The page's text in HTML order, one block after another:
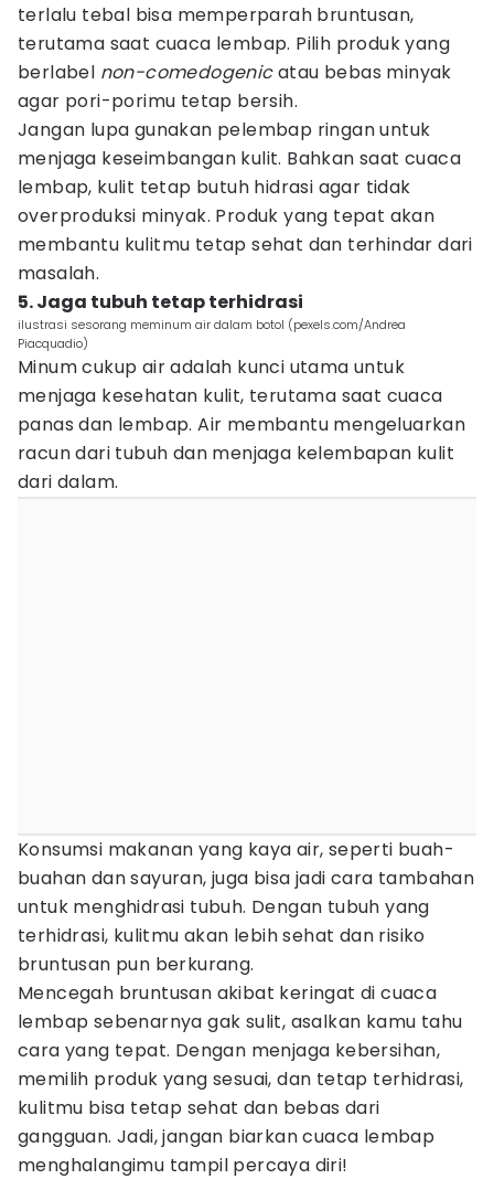
terlalu tebal bisa memperparah bruntusan,
terutama saat cuaca lembap. Pilih produk yang
berlabel non-comedogenicatau bebas minyak
agar pori-porimu tetap bersih.
Jangan lupa gunakan pelembap ringan untuk
menjaga keseimbangan kulit. Bahkan saat cuaca
lembap, kulit tetap butuh hidrasi agar tidak
overproduksi minyak. Produk yang tepat akan
membantu kulitmu tetap sehat dan terhindar dari
masalah.
5. Jaga tubuh tetap terhidrasi
ilustrasi sesorang meminum air dalam botol (pexels.com/Andrea
Piacquadio)
Minum cukup air adalah kunci utama untuk
menjaga kesehatan kulit, terutama saat cuaca
panas dan lembap. Air membantu mengeluarkan
racun dari tubuh dan menjaga kelembapan kulit
dari dalam.
Konsumsi makanan yang kaya air, seperti buah-
buahan dan sayuran, juga bisa jadi cara tambahan
untuk menghidrasi tubuh. Dengan tubuh yang
terhidrasi, kulitmu akan lebih sehat dan risiko
bruntusan pun berkurang.
Mencegah bruntusan akibat keringat di cuaca
lembap sebenarnya gak sulit, asalkan kamu tahu
cara yang tepat. Dengan menjaga kebersihan,
memilih produk yang sesuai, dan tetap terhidrasi,
kulitmu bisa tetap sehat dan bebas dari
gangguan. Jadi, jangan biarkan cuaca lembap
menghalangimu tampil percaya diri!